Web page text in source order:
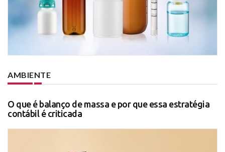
AMBIENTE
O que é balanço de massa e por que essa estratégia
contábil é criticada